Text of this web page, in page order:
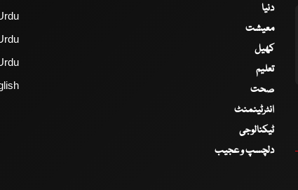
دنیا
معیشت
کھیل
تعلیم
صحت
انٹرٹینمنٹ
ٹیکنالوجی
دلچسپ و عجیب